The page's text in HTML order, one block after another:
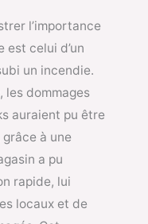
l’importance
est celui d’un
un incendie.
les dommages
auraient pu être
à une
a pu
rapide, lui
locaux et de